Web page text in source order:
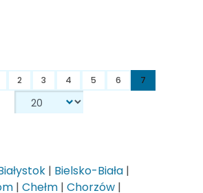
2 3 4 5 6 7
| Bielsko-Biała |
| Chełm | Chorzów |